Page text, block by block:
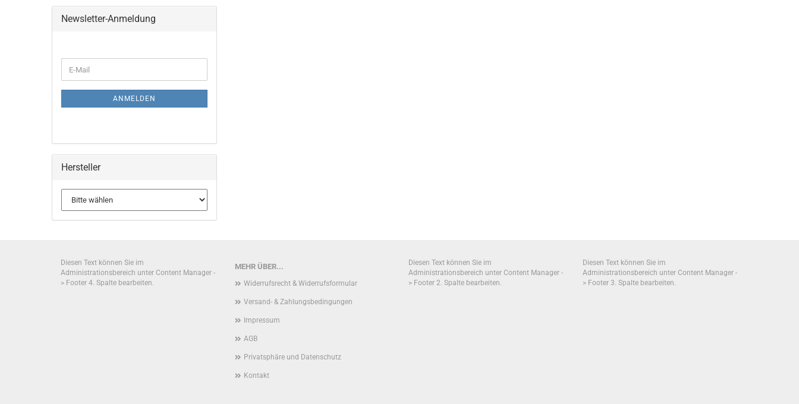
Newsletter-Anmeldung
ZUR
E-
Mail
ANMELDEN
Hersteller
MEHR ÜBER...
Widerrufsrecht & Widerrufsformular
Versand- & Zahlungsbedingungen
Impressum
AGB
Privatsphäre und Datenschutz
Kontakt
Diesen Text können Sie im
Administrationsbereich unter Content Manager -
> Footer 2. Spalte bearbeiten.
Diesen Text können Sie im
Administrationsbereich unter Content Manager -
> Footer 3. Spalte bearbeiten.
Diesen Text können Sie im
Administrationsbereich unter Content Manager -
> Footer 4. Spalte bearbeiten.